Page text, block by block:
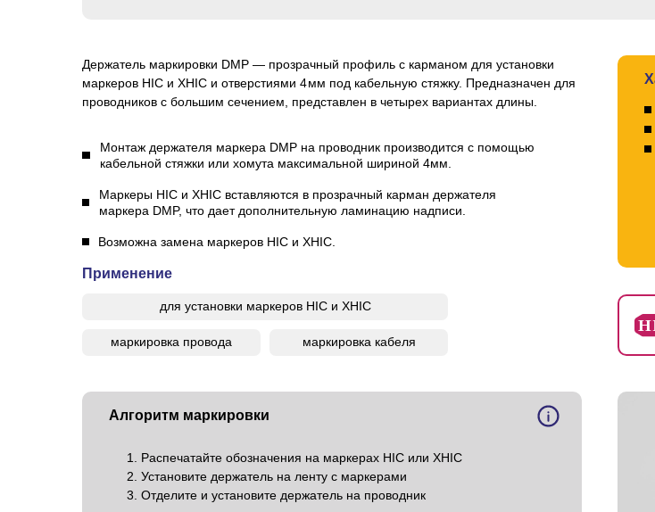
Держатель маркировки DMP — прозрачный профиль с карманом для установки
маркеров HIC и XHIC и отверстиями 4 мм под кабельную стяжку. Предназначен для
проводников с большим сечением, представлен в четырех вариантах длины.
Монтаж держателя маркера DMP на проводник производится с помощью
кабельной стяжки или хомута максимальной шириной 4мм.
для установки маркеров HIC и XHIC
Применение
маркировка провода маркировка кабеля
Маркеры HIC и XHIC вставляются в прозрачный карман держателя
маркера DMP, что дает дополнительную ламинацию надписи.
Возможна замена маркеров HIC и XHIC.
Распечатайте обозначения на маркерах HIC или XHIC
Установите держатель на ленту с маркерами
Отделите и установите держатель на проводник
Алгоритм маркировки